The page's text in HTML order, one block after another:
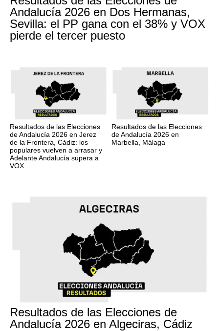
Andalucía 2026 en Dos Hermanas,
Sevilla: el PP gana con el 38% y VOX
pierde el tercer puesto
Resultados de las Elecciones
de Andalucía 2026 en Jerez
de la Frontera, Cádiz: los
populares vuelven a arrasar y
Adelante Andalucía supera a
VOX
Resultados de las Elecciones
de Andalucía 2026 en
Marbella, Málaga
Resultados de las Elecciones de
Andalucía 2026 en Algeciras, Cádiz